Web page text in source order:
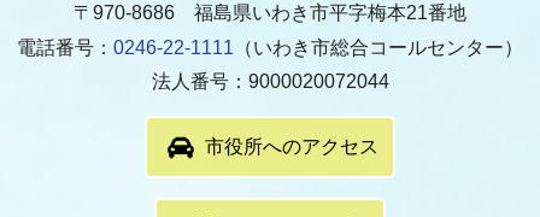
〒970-8686 福島県いわき市平字梅本21番地
電話番号： 0246-22-1111 （いわき市総合コールセンター）
法人番号：9000020072044
市役所へのアクセス